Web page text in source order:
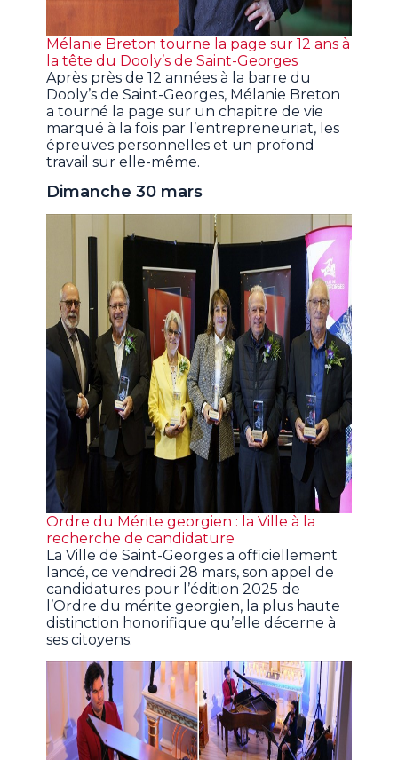
Mélanie Breton tourne la page sur 12 ans à
la tête du Dooly’s de Saint-Georges
Après près de 12 années à la barre du
Dooly’s de Saint-Georges, Mélanie Breton
a tourné la page sur un chapitre de vie
marqué à la fois par l’entrepreneuriat, les
épreuves personnelles et un profond
travail sur elle-même.
Dimanche 30 mars
Ordre du Mérite georgien : la Ville à la
recherche de candidature
La Ville de Saint-Georges a officiellement
lancé, ce vendredi 28 mars, son appel de
candidatures pour l’édition 2025 de
l’Ordre du mérite georgien, la plus haute
distinction honorifique qu’elle décerne à
ses citoyens.